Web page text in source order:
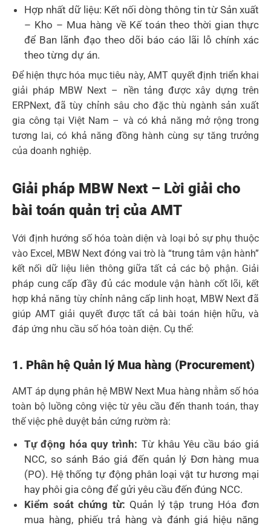
Hợp nhất dữ liệu: Kết nối dòng thông tin từ Sản xuất
– Kho – Mua hàng về Kế toán theo thời gian thực
để Ban lãnh đạo theo dõi báo cáo lãi lỗ chính xác
theo từng dự án.
Để hiện thực hóa mục tiêu này, AMT quyết định triển khai
giải pháp MBW Next – nền tảng được xây dựng trên
ERPNext, đã tùy chỉnh sâu cho đặc thù ngành sản xuất
gia công tại Việt Nam – và có khả năng mở rộng trong
tương lai, có khả năng đồng hành cùng sự tăng trưởng
của doanh nghiệp.
Giải pháp MBW Next – Lời giải cho
bài toán quản trị của AMT
Với định hướng số hóa toàn diện và loại bỏ sự phụ thuộc
vào Excel, MBW Next đóng vai trò là “trung tâm vận hành”
kết nối dữ liệu liên thông giữa tất cả các bộ phận. Giải
pháp cung cấp đầy đủ các module vận hành cốt lõi, kết
hợp khả năng tùy chỉnh nâng cấp linh hoạt, MBW Next đã
giúp AMT giải quyết được tất cả bài toán hiện hữu, và
đáp ứng nhu cầu số hóa toàn diện. Cụ thể:
1. Phân hệ Quản lý Mua hàng (Procurement)
AMT áp dụng phân hệ MBW Next Mua hàng nhằm số hóa
toàn bộ luồng công việc từ yêu cầu đến thanh toán, thay
thế việc phê duyệt bản cứng rườm rà:
Tự động hóa quy trình: Từ khâu Yêu cầu báo giá
NCC, so sánh Báo giá đến quản lý Đơn hàng mua
(PO). Hệ thống tự động phân loại vật tư hương mại
hay phôi gia công để gửi yêu cầu đến đúng NCC.
Kiểm soát chứng từ: Quản lý tập trung Hóa đơn
mua hàng, phiếu trả hàng và đánh giá hiệu năng